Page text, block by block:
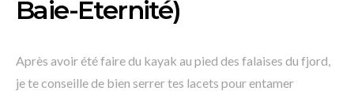
Baie-Éternité)
Après avoir été faire du kayak au pied des falaises du fjord,
je te conseille de bien serrer tes lacets pour entamer